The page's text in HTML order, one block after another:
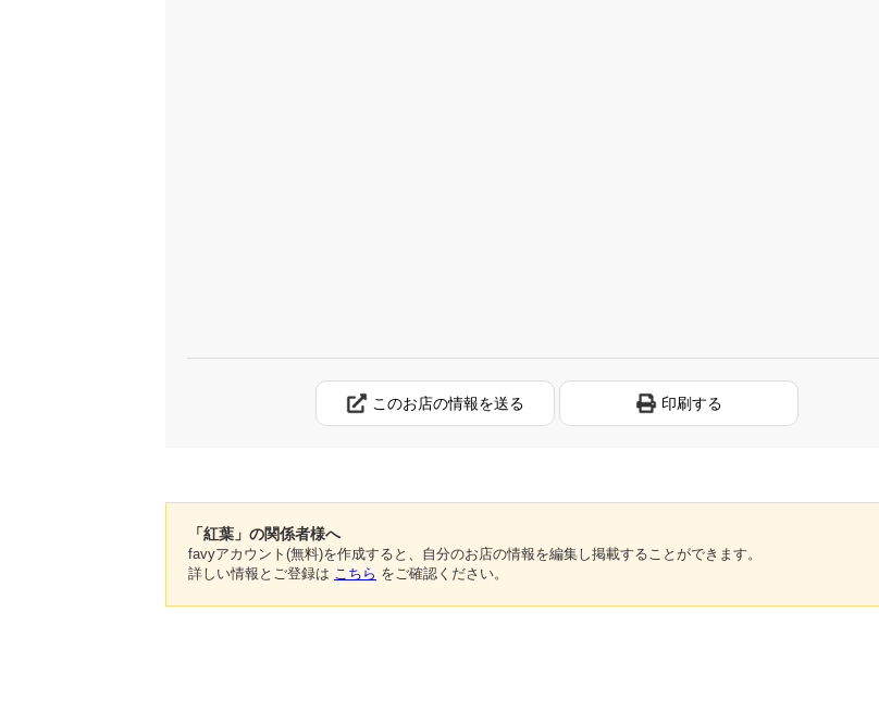
このお店の情報を送る 印刷する
「紅葉」の関係者様へ
favyアカウント(無料)を作成すると、自分のお店の情報を編集し掲載することができます。
詳しい情報とご登録は こちら をご確認ください。